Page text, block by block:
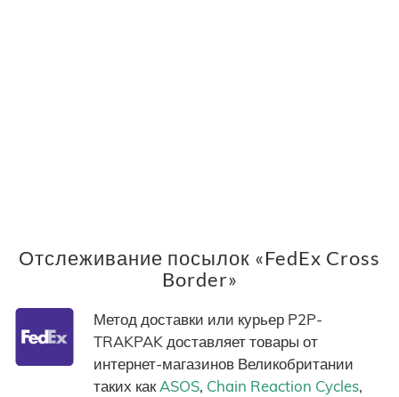
Отслеживание посылок «FedEx Cross
Border»
Метод доставки или курьер P2P-
TRAKPAK доставляет товары от
интернет-магазинов Великобритании
таких какASOS, Chain Reaction Cycles,